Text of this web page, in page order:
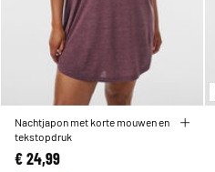
Nachtjapon met korte mouwen en
tekstopdruk
€ 24,99